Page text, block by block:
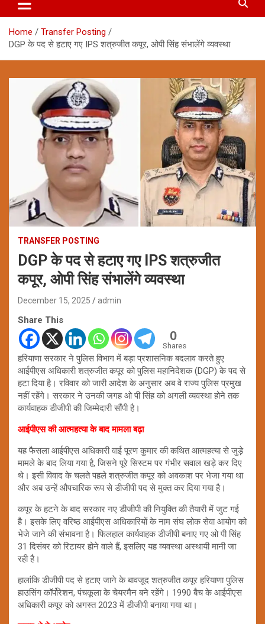
Home
Transfer Posting
DGP के पद से हटाए गए IPS शत्रुजीत कपूर, ओपी सिंह संभालेंगे व्यवस्था
TRANSFER POSTING
DGP के पद से हटाए गए IPS शत्रुजीत
कपूर, ओपी सिंह संभालेंगे व्यवस्था
December 15, 2025 admin
Share This
0
Shares
हरियाणा सरकार ने पुलिस विभाग में बड़ा प्रशासनिक बदलाव करते हुए
आईपीएस अधिकारी शत्रुजीत कपूर को पुलिस महानिदेशक (DGP) के पद से
हटा दिया है। रविवार को जारी आदेश के अनुसार अब वे राज्य पुलिस प्रमुख
नहीं रहेंगे। सरकार ने उनकी जगह ओ पी सिंह को अगली व्यवस्था होने तक
कार्यवाहक डीजीपी की जिम्मेदारी सौंपी है।
आईपीएस की आत्महत्या के बाद मामला बढ़ा
यह फैसला आईपीएस अधिकारी वाई पूरण कुमार की कथित आत्महत्या से जुड़े
मामले के बाद लिया गया है, जिसने पूरे सिस्टम पर गंभीर सवाल खड़े कर दिए
थे। इसी विवाद के चलते पहले शत्रुजीत कपूर को अवकाश पर भेजा गया था
और अब उन्हें औपचारिक रूप से डीजीपी पद से मुक्त कर दिया गया है।
कपूर के हटने के बाद सरकार नए डीजीपी की नियुक्ति की तैयारी में जुट गई
है। इसके लिए वरिष्ठ आईपीएस अधिकारियों के नाम संघ लोक सेवा आयोग को
भेजे जाने की संभावना है। फिलहाल कार्यवाहक डीजीपी बनाए गए ओ पी सिंह
31 दिसंबर को रिटायर होने वाले हैं, इसलिए यह व्यवस्था अस्थायी मानी जा
रही है।
हालांकि डीजीपी पद से हटाए जाने के बावजूद शत्रुजीत कपूर हरियाणा पुलिस
हाउसिंग कॉर्पोरेशन, पंचकूला के चेयरमैन बने रहेंगे। 1990 बैच के आईपीएस
अधिकारी कपूर को अगस्त 2023 में डीजीपी बनाया गया था।